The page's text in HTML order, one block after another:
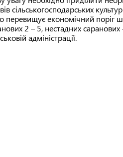
сільськогосподарських
перевищує економічний поріг
2 – 5, нестадних
адміністрації.